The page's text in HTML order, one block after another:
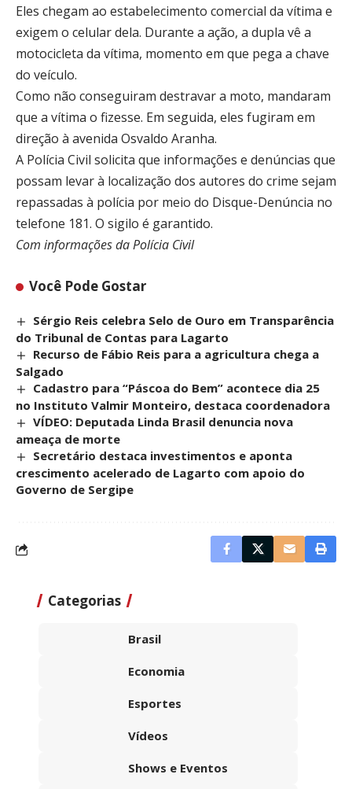
Eles chegam ao estabelecimento comercial da vítima e
exigem o celular dela. Durante a ação, a dupla vê a
motocicleta da vítima, momento em que pega a chave
do veículo.
Como não conseguiram destravar a moto, mandaram
que a vítima o fizesse. Em seguida, eles fugiram em
direção à avenida Osvaldo Aranha.
A Polícia Civil solicita que informações e denúncias que
possam levar à localização dos autores do crime sejam
repassadas à polícia por meio do Disque-Denúncia no
telefone 181. O sigilo é garantido.
Com informações da Polícia Civil
Você Pode Gostar
Sérgio Reis celebra Selo de Ouro em Transparência
do Tribunal de Contas para Lagarto
Recurso de Fábio Reis para a agricultura chega a
Salgado
Cadastro para “Páscoa do Bem” acontece dia 25
no Instituto Valmir Monteiro, destaca coordenadora
VÍDEO: Deputada Linda Brasil denuncia nova
ameaça de morte
Secretário destaca investimentos e aponta
crescimento acelerado de Lagarto com apoio do
Governo de Sergipe
Categorias
Brasil
Economia
Esportes
Vídeos
Shows e Eventos